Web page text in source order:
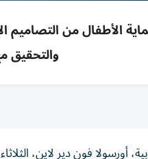
الأطفال من
والتحقيق
أورسولا فون دير لاين،